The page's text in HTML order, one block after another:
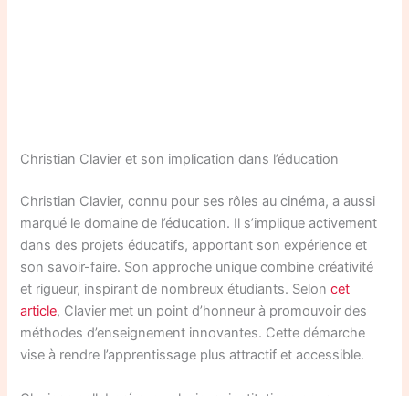
Christian Clavier et son implication dans l’éducation
Christian Clavier, connu pour ses rôles au cinéma, a aussi
marqué le domaine de l’éducation. Il s’implique activement
dans des projets éducatifs, apportant son expérience et
son savoir-faire. Son approche unique combine créativité
et rigueur, inspirant de nombreux étudiants. Seloncet
article, Clavier met un point d’honneur à promouvoir des
méthodes d’enseignement innovantes. Cette démarche
vise à rendre l’apprentissage plus attractif et accessible.